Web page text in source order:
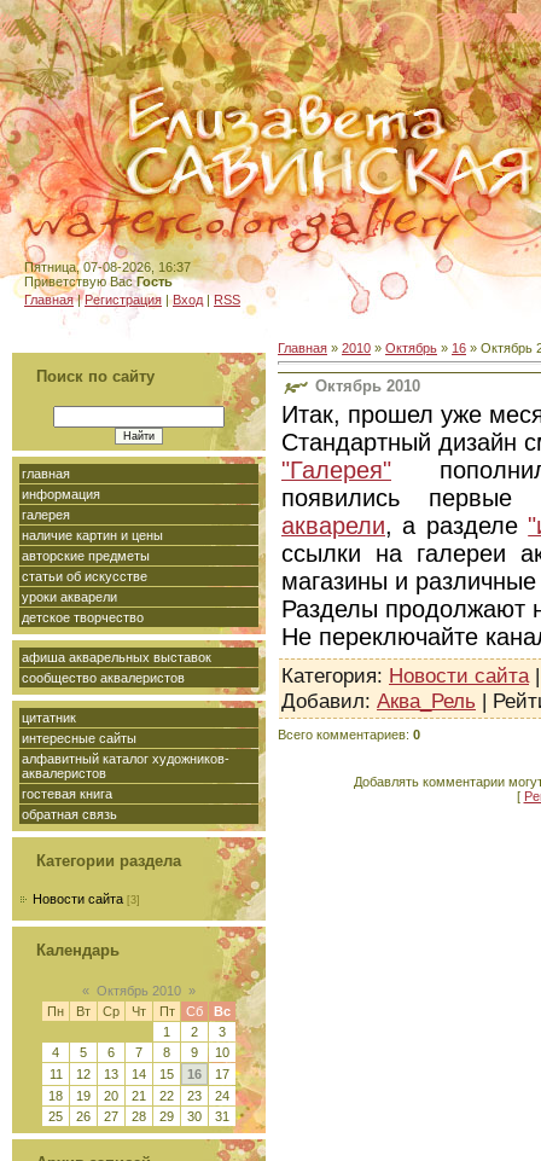
Пятница, 07-08-2026, 16:37
Приветствую Вас Гость
Главная|Регистрация |Вход | RSS
Поиск по сайту
главная
информация
галерея
наличие картин и цены
авторские предметы
статьи об искусстве
уроки акварели
детское творчество
афиша акварельных выставок
сообщество аквалеристов
цитатник
интересные сайты
алфавитный каталог художников-
аквалеристов
гостевая книга
обратная связь
Категории раздела
Новости сайта [3]
Календарь
« Октябрь 2010 »
Пн
Вт Ср Чт Пт Сб
Вс
1
2
3
4
5 6 7 8 9
10
11
12 13 14 15 16
17
18
19 20 21 22 23
24
25
26 27 28 29 30 31
Главная » 2010 » Октябрь » 16 » Октябрь
Октябрь 2010
Итак, прошел уже
Стандартный дизайн
"Галерея"
появились
акварели, а разделе
ссылки на галереи
магазины и
Разделы продолжают
Не переключайте
Категория: Новости сайта
Добавил: Аква_Рель |
Всего комментариев: 0
Добавлять комментарии
[